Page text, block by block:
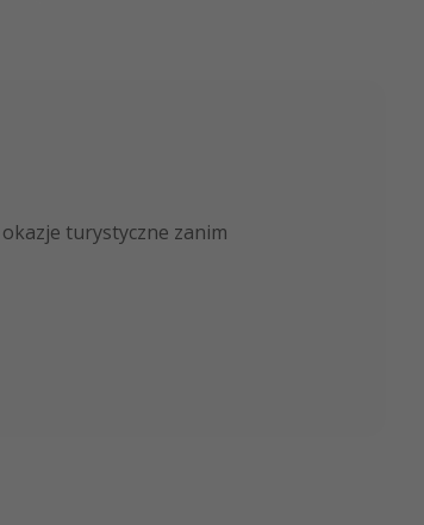
turystyczne zanim
ekspertów i wiele więcej!